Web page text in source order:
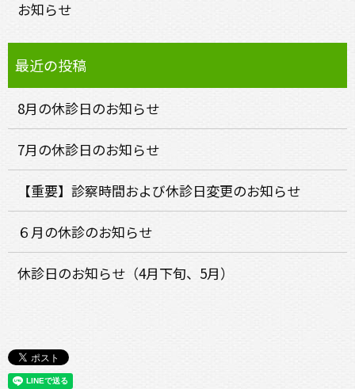
お知らせ
8月の休診日のお知らせ
7月の休診日のお知らせ
【重要】診察時間および休診日変更のお知らせ
６月の休診のお知らせ
休診日のお知らせ（4月下旬、5月）